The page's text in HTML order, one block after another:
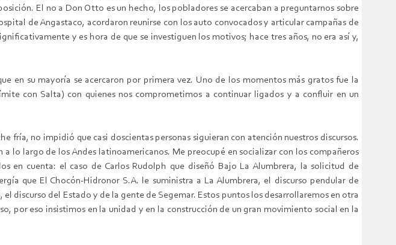
El no a Don Otto es un hecho, los pobladores se acercaban a preguntarnos sobre
de Angastaco, acordaron reunirse con los auto convocados y articular campañas de
y es hora de que se investiguen los motivos; hace tres años, no era así y,
en su mayoría se acercaron por primera vez. Uno de los momentos más gratos fue la
con Salta) con quienes nos comprometimos a continuar ligados y a confluir en un
fría, no impidió que casi doscientas personas siguieran con atención nuestros discursos.
lo largo de los Andes latinoamericanos. Me preocupé en socializar con los compañeros
en cuenta: el caso de Carlos Rudolph que diseñó Bajo La Alumbrera, la solicitud de
que El Chocón-Hidronor S.A. le suministra a La Alumbrera, el discurso pendular de
discurso del Estado y de la gente de Segemar. Estos puntos los desarrollaremos en otra
por eso insistimos en la unidad y en la construcción de un gran movimiento social en la